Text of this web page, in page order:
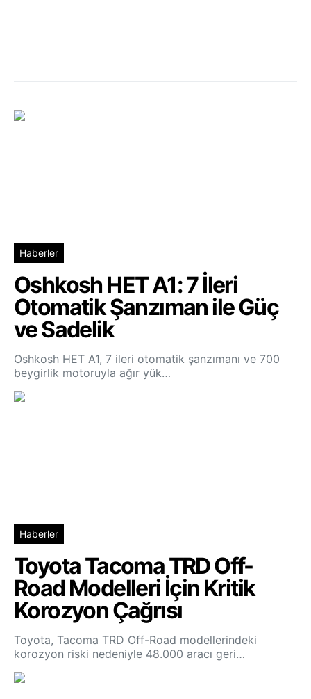
Haberler
Oshkosh HET A1: 7 İleri
Otomatik Şanzıman ile Güç
ve Sadelik
Oshkosh HET A1, 7 ileri otomatik şanzımanı ve 700
beygirlik motoruyla ağır yük…
Haberler
Toyota Tacoma TRD Off-
Road Modelleri İçin Kritik
Korozyon Çağrısı
Toyota, Tacoma TRD Off-Road modellerindeki
korozyon riski nedeniyle 48.000 aracı geri…